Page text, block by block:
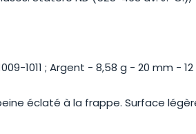
1011 ; Argent - 8,58 g - 20 mm - 12
éclaté à la frappe. Surface